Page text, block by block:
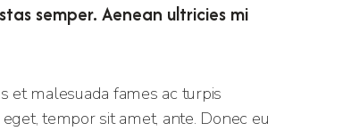
semper. Aenean ultricies mi
et malesuada fames ac turpis
tempor sit amet, ante. Donec eu